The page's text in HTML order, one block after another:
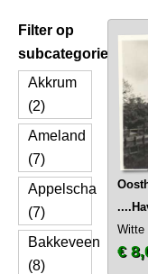
Filter op
subcategorie
Akkrum
(2)
Ameland
(7)
Appelscha
(7)
Bakkeveen
(8)
Witte
€